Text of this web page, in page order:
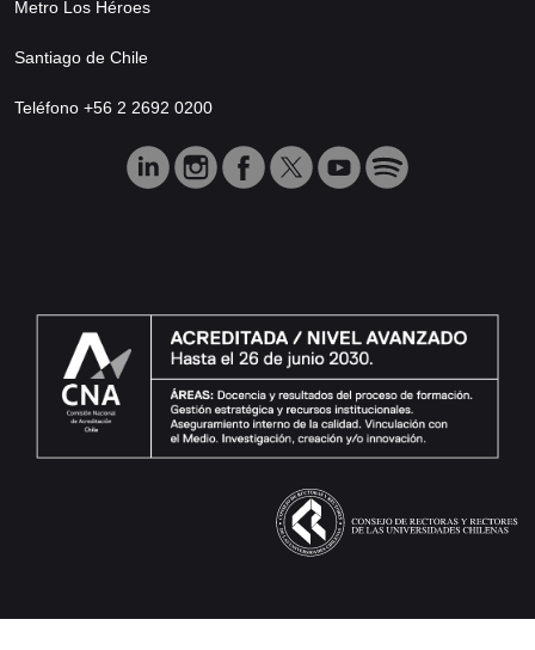
Metro Los Héroes
Santiago de Chile
Teléfono +56 2 2692 0200